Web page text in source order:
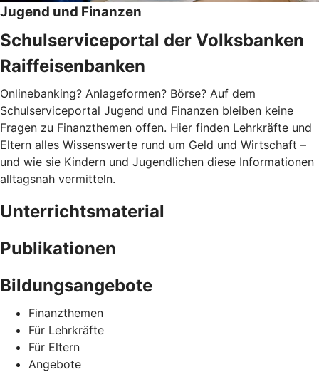
Jugend und Finanzen
Schulserviceportal der Volksbanken
Raiffeisenbanken
Onlinebanking? Anlageformen? Börse? Auf dem
Schulserviceportal Jugend und Finanzen bleiben keine
Fragen zu Finanzthemen offen. Hier finden Lehrkräfte und
Eltern alles Wissenswerte rund um Geld und Wirtschaft –
und wie sie Kindern und Jugendlichen diese Informationen
alltagsnah vermitteln.
Unterrichtsmaterial
Publikationen
Bildungsangebote
Finanzthemen
Für Lehrkräfte
Für Eltern
Angebote